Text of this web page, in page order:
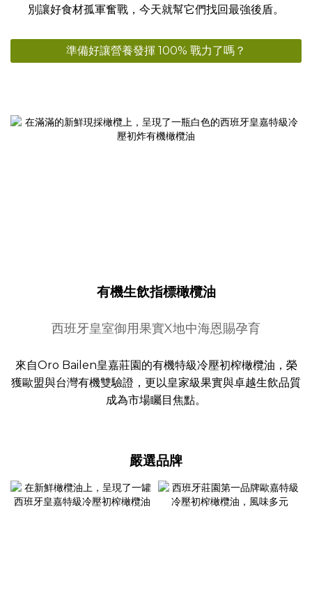
別讓好食材孤軍奮戰，今天就幫它們找回最強後盾。
準備好讓營養發揮 100% 戰力了嗎？
有機生飲指標橄欖油
西班牙皇室御用果實X地中海恩賜孕育
來自Oro Bailen皇嘉莊園的有機特級冷壓初榨橄欖油，榮
獲歐盟與台灣有機雙驗證，更以皇家級果實與卓越生飲品質
成為市場矚目焦點。
嚴選品牌